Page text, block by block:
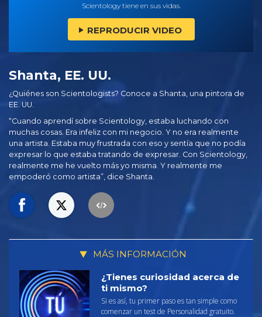
Scientology tiene en sus vidas.
REPRODUCIR VIDEO
Shanta, EE. UU.
¿Quiénes son Scientologists? Conoce a Shanta, una pintora de
EE. UU.
“Cuando aprendí sobre Scientology, estaba luchando con
muchas cosas. Era infeliz con mi negocio. Y no era realmente
una artista. Estaba muy frustrada con eso y sentía que no podía
expresar lo que estaba tratando de expresar. Con Scientology,
realmente me he vuelto más yo misma. Y realmente me
empoderó como artista”, dice Shanta.
MÁS INFORMACIÓN
¿Tienes curiosidad acerca de
ti mismo?
Si es así, tu primer paso es tan simple como
comenzar un test de Personalidad gratuito.